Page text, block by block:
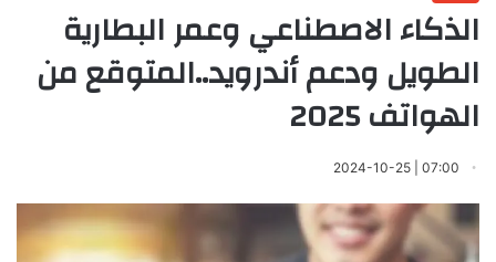
الذكاء الاصطناعي وعمر البطارية
الطويل ودعم أندرويد..المتوقع من
الهواتف 2025